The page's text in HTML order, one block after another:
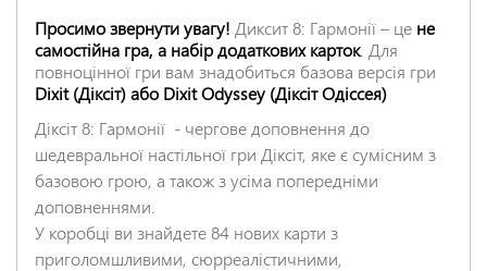
Просимо звернути увагу! Диксит 8: Гармонії – це не
самостійна гра, а набір додаткових карток. Для
повноцінної гри вам знадобиться базова версія гри
Dixit (Діксіт) або Dixit Odyssey (Діксіт Одіссея)
Діксіт 8: Гармонії - чергове доповнення до
шедевральної настільної гри Діксіт, яке є сумісним з
базовою грою, а також з усіма попередніми
доповненнями.
У коробці ви знайдете 84 нових карти з
приголомшливими, сюрреалістичними,
*
Заголовок відгуку